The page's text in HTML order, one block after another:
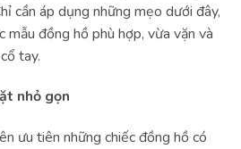
cần áp dụng những mẹo dưới đây,
đồng hồ phù hợp, vừa vặn và
tay.
nhỏ gọn
ưu tiên những chiếc đồng hồ có